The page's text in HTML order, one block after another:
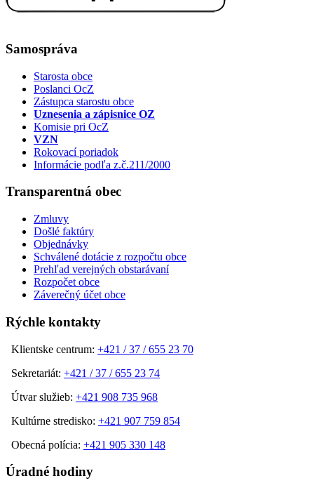
Samospráva
Starosta obce
Poslanci OcZ
Zástupca starostu obce
Uznesenia a zápisnice OZ
Komisie pri OcZ
VZN
Rokovací poriadok
Informácie podľa z.č.211/2000
Transparentná obec
Zmluvy
Došlé faktúry
Objednávky
Schválené dotácie z rozpočtu obce
Prehľad verejných obstarávaní
Rozpočet obce
Záverečný účet obce
Rýchle kontakty
Klientske centrum: +421 / 37 / 655 23 70
Sekretariát: +421 / 37 / 655 23 74
Útvar služieb: +421 908 735 968
Kultúrne stredisko: +421 907 759 854
Obecná polícia: +421 905 330 148
Úradné hodiny